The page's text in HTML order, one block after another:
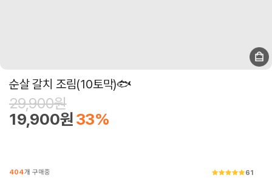
순살 갈치 조림(10토막)🐟
29,900원
19,900원33%
404개 구매중 61